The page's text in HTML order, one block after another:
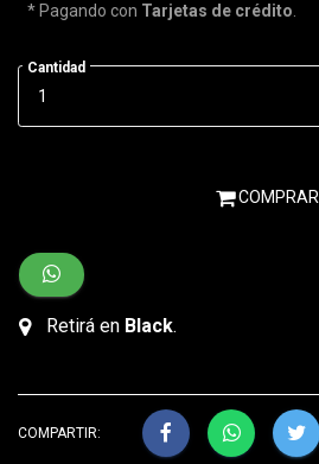
* Pagando con Tarjetas de crédito
Cantidad
COMPRAR
Retirá en Black.
COMPARTIR: